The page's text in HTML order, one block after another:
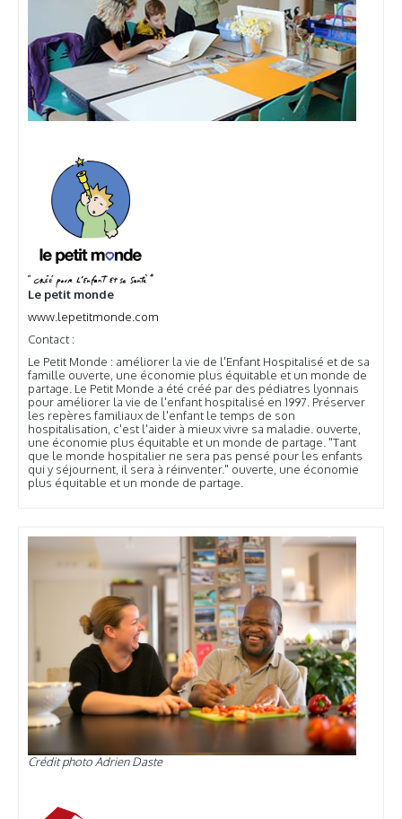
Le petit monde
www.lepetitmonde.com
Contact :
Le Petit Monde : améliorer la vie de l'Enfant Hospitalisé et de sa
famille ouverte, une économie plus équitable et un monde de
partage. Le Petit Monde a été créé par des pédiatres lyonnais
pour améliorer la vie de l'enfant hospitalisé en 1997. Préserver
les repères familiaux de l'enfant le temps de son
hospitalisation, c'est l'aider à mieux vivre sa maladie. ouverte,
une économie plus équitable et un monde de partage. "Tant
que le monde hospitalier ne sera pas pensé pour les enfants
qui y séjournent, il sera à réinventer." ouverte, une économie
plus équitable et un monde de partage.
Crédit photo Adrien Daste